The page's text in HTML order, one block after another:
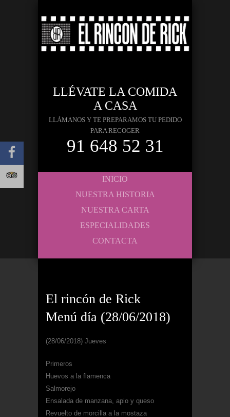
LLÉVATE LA COMIDA
A CASA
LLÁMANOS Y TE PREPARAMOS TU PEDIDO
PARA RECOGER
91 648 52 31
INICIO
NUESTRA HISTORIA
NUESTRA CARTA
ESPECIALIDADES
CONTACTA
El rincón de Rick
Menú día (28/06/2018)
(28/06/2018) Jueves
Primeros
Huevos a la flamenca
Salmorejo
Ensalada de manzana, apio y queso
Revuelto de morcilla a la mostaza